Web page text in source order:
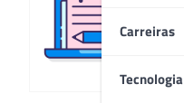
Carreiras
Tecnologia